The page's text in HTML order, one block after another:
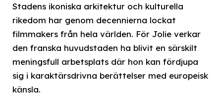
Stadens ikoniska arkitektur och kulturella
rikedom har genom decennierna lockat
filmmakers från hela världen. För Jolie verkar
den franska huvudstaden ha blivit en särskilt
meningsfull arbetsplats där hon kan fördjupa
sig i karaktärsdrivna berättelser med europeisk
känsla.